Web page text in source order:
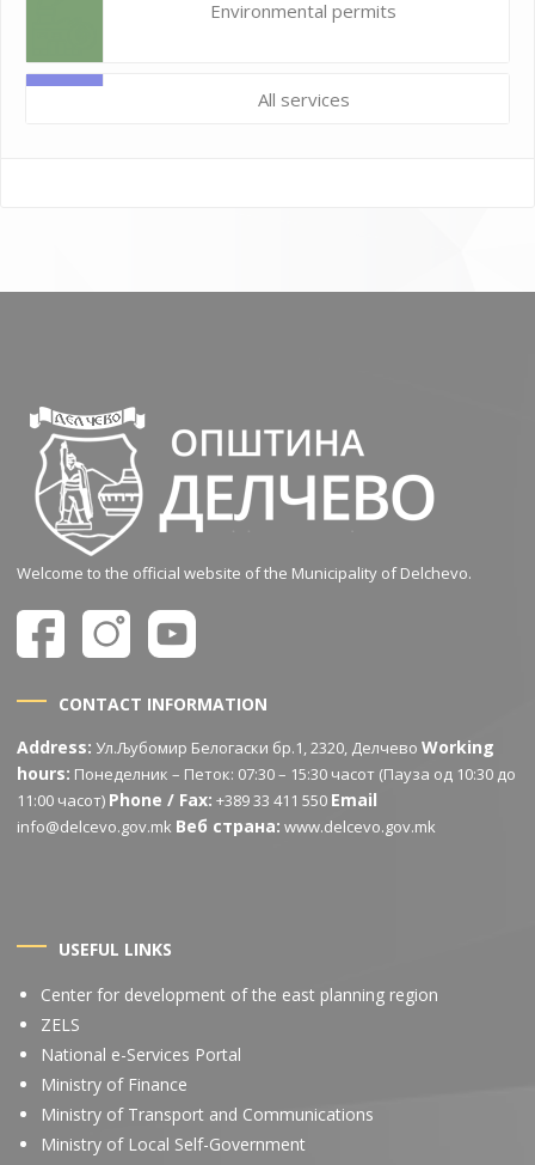
Environmental permits
All services
Welcome to the official website of the Municipality of Delchevo.
CONTACT INFORMATION
Address: Ул.Љубомир Белогаски бр.1, 2320, ДелчевоWorking
hours: Понеделник – Петок: 07:30 – 15:30 часот (Пауза од 10:30 до
11:00 часот) Phone / Fax: +389 33 411 550 Email
info@delcevo.gov.mk Веб страна: www.delcevo.gov.mk
USEFUL LINKS
Center for development of the east planning region
ZELS
National e-Services Portal
Ministry of Finance
Ministry of Transport and Communications
Ministry of Local Self-Government